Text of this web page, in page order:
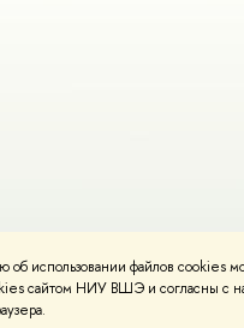
использовании файлов cookies
сайтом НИУ ВШЭ и согласны с
Карта сайта